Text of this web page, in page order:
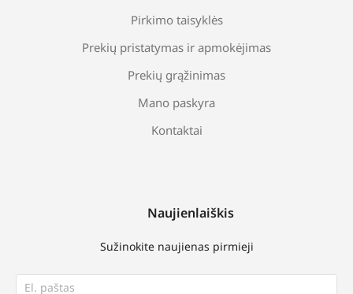
Pirkimo taisyklės
Prekių pristatymas ir apmokėjimas
Prekių grąžinimas
Mano paskyra
Kontaktai
Naujienlaiškis
Sužinokite naujienas pirmieji